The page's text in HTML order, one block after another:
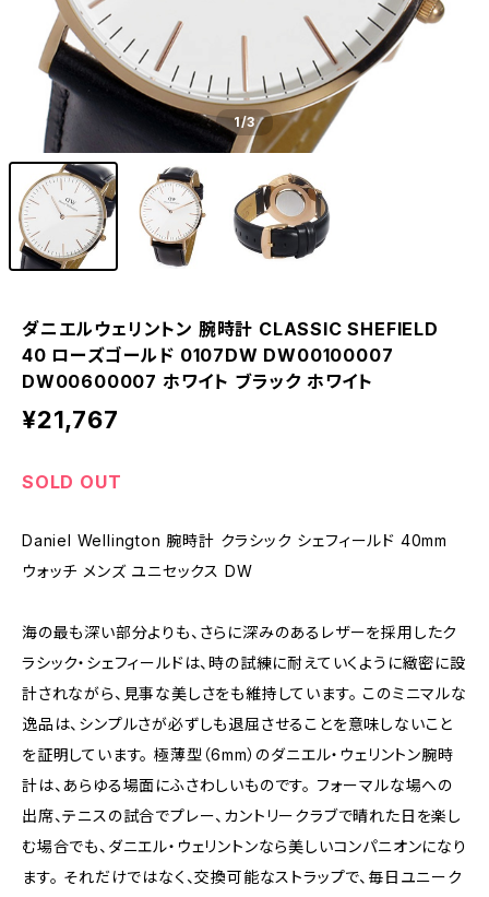
1/3
ダニエルウェリントン 腕時計 CLASSIC SHEFIELD
40 ローズゴールド 0107DW DW00100007
DW00600007 ホワイト ブラック ホワイト
¥21,767
SOLD OUT
Daniel Wellington 腕時計 クラシック シェフィールド 40mm
ウォッチ メンズ ユニセックス DW
海の最も深い部分よりも、さらに深みのあるレザーを採用したク
ラシック・シェフィールドは、時の試練に耐えていくように緻密に設
計されながら、見事な美しさをも維持しています。 このミニマルな
逸品は、シンプルさが必ずしも退屈させることを意味しないこと
を証明しています。 極薄型（6mm）のダニエル・ウェリントン腕時
計は、あらゆる場面にふさわしいものです。 フォーマルな場への
出席、テニスの試合でプレー、カントリークラブで晴れた日を楽し
む場合でも、ダニエル・ウェリントンなら美しいコンパニオンになり
ます。 それだけではなく、交換可能なストラップで、毎日ユニーク